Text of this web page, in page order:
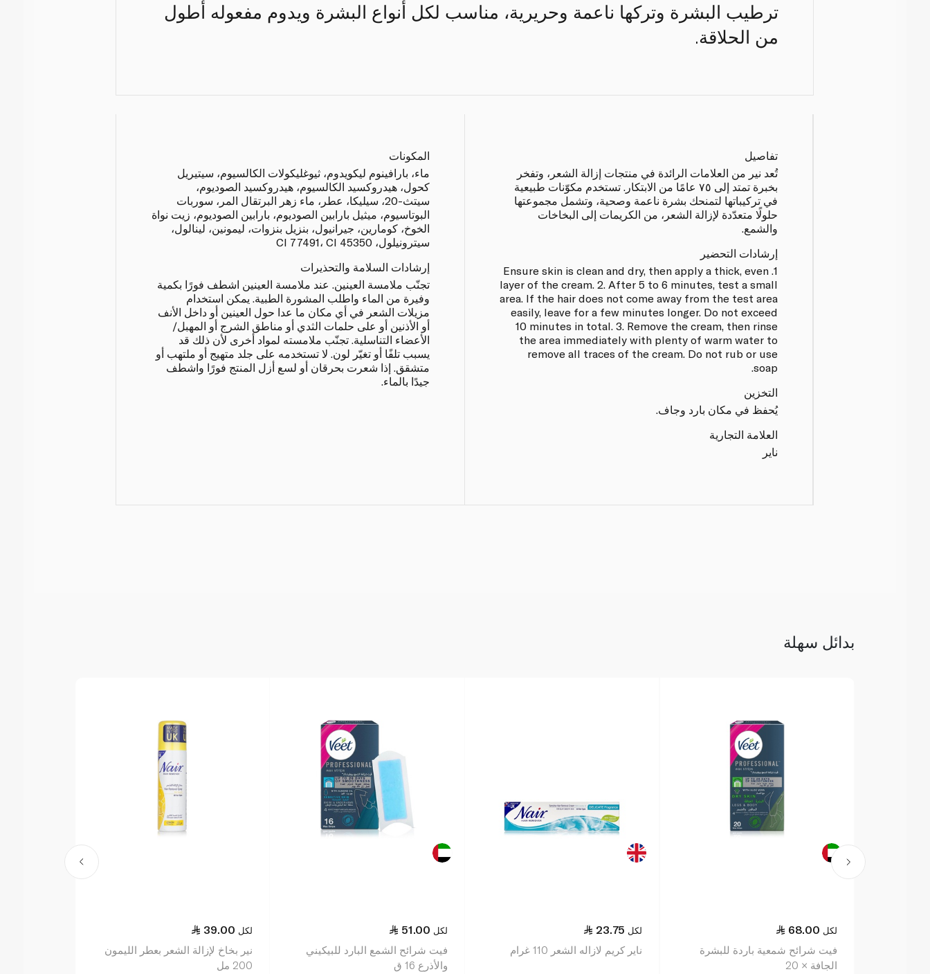
ترطيب البشرة وتركها ناعمة وحريرية، مناسب لكل أنواع البشرة ويدوم مفعوله أطول
من الحلاقة.
تفاصيل
تُعد نير من العلامات الرائدة في منتجات إزالة الشعر، وتفخر
بخبرة تمتد إلى ٧٥ عامًا من الابتكار. تستخدم مكوّنات طبيعية
في تركيباتها لتمنحك بشرة ناعمة وصحية، وتشمل مجموعتها
حلولًا متعدّدة لإزالة الشعر، من الكريمات إلى البخاخات
والشمع.
إرشادات التحضير
1. Ensure skin is clean and dry, then apply a thick, even
layer of the cream. 2. After 5 to 6 minutes, test a small
area. If the hair does not come away from the test area
easily, leave for a few minutes longer. Do not exceed
10 minutes in total. 3. Remove the cream, then rinse
the area immediately with plenty of warm water to
remove all traces of the cream. Do not rub or use
soap.
التخزين
يُحفظ في مكان بارد وجاف.
العلامة التجارية
ناير
المكونات
ماء، بارافينوم ليكويدوم، ثيوغليكولات الكالسيوم، سيتيريل
كحول، هيدروكسيد الكالسيوم، هيدروكسيد الصوديوم،
سيتث-20، سيليكا، عطر، ماء زهر البرتقال المر، سوربات
البوتاسيوم، ميثيل بارابين الصوديوم، بارابين الصوديوم، زيت نواة
الخوخ، كومارين، جيرانيول، بنزيل بنزوات، ليمونين، لينالول،
سيترونيلول، CI 77491، CI 45350
إرشادات السلامة والتحذيرات
تجنّب ملامسة العينين. عند ملامسة العينين اشطف فورًا بكمية
وفيرة من الماء واطلب المشورة الطبية. يمكن استخدام
مزيلات الشعر في أي مكان ما عدا حول العينين أو داخل الأنف
أو الأذنين أو على حلمات الثدي أو مناطق الشرج أو المهبل/
الأعضاء التناسلية. تجنّب ملامسته لمواد أخرى لأن ذلك قد
يسبب تلفًا أو تغيّر لون. لا تستخدمه على جلد متهيج أو ملتهب أو
متشقق. إذا شعرت بحرقان أو لسع أزل المنتج فورًا واشطف
جيدًا بالماء.
بدائل سهلة
68.00 لكل
فيت شرائح شمعية باردة للبشرة
الجافة × 20
23.75 لكل
ناير كريم لازاله الشعر 110 غرام
51.00 لكل
فيت شرائح الشمع البارد للبيكيني
والأذرع 16 ق
39.00 لكل
نير بخاخ لإزالة الشعر بعطر الليمون
200 مل